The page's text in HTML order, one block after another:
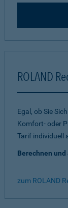
ROLAND
Egal, ob Sie
Komfort- oder
Tarif individuell
Berechnen
zum ROLAND